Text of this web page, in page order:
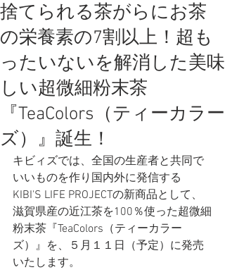
捨てられる茶がらにお茶
の栄養素の7割以上！超も
ったいないを解消した美味
しい超微細粉末茶
『TeaColors（ティーカラー
ズ）』誕生！
キビィズでは、全国の生産者と共同で
いいものを作り国内外に発信する
KIBI'S LIFE PROJECTの新商品として、
滋賀県産の近江茶を100％使った超微細
粉末茶『TeaColors（ティーカラー
ズ）』を、５月１１日（予定）に発売
いたします。